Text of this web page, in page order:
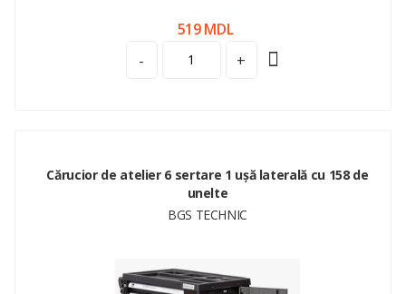
519 MDL
-
+
Cărucior de atelier 6 sertare 1 ușă laterală cu 158 de
unelte
BGS TECHNIC